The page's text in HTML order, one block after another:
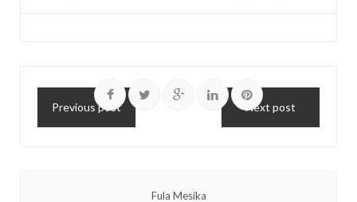
Previous post Next post
Fula Mesika